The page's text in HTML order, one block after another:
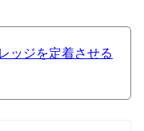
ッジを定着させる